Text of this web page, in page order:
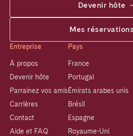
Devenir hôte
Mes réservations
Entreprise
À propos
Devenir hôte
Parrainez vos amis
Carrières
Contact
Aide et FAQ
Pays
France
Portugal
Émirats arabes unis
Brésil
Espagne
Royaume-Uni